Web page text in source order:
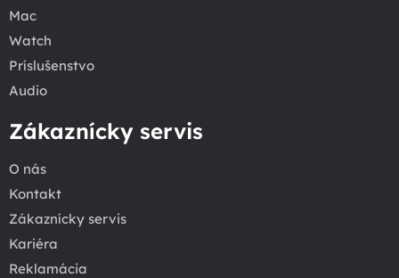
Mac
Watch
Príslušenstvo
Audio
Zákaznícky servis
O nás
Kontakt
Zákaznícky servis
Kariéra
Reklamácia